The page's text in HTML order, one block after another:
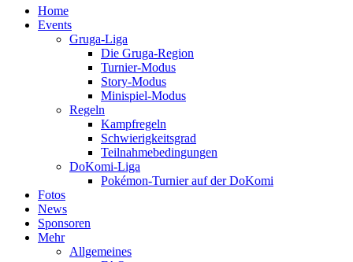
Home
Events
Gruga-Liga
Die Gruga-Region
Turnier-Modus
Story-Modus
Minispiel-Modus
Regeln
Kampfregeln
Schwierigkeitsgrad
Teilnahmebedingungen
DoKomi-Liga
Pokémon-Turnier auf der DoKomi
Fotos
News
Sponsoren
Mehr
Allgemeines